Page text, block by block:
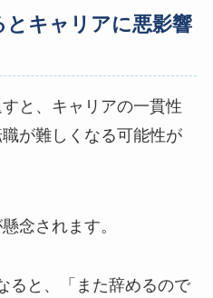
とキャリアに悪影響
と、キャリアの一貫性
が難しくなる可能性が
念されます。
ると、「また辞めるので